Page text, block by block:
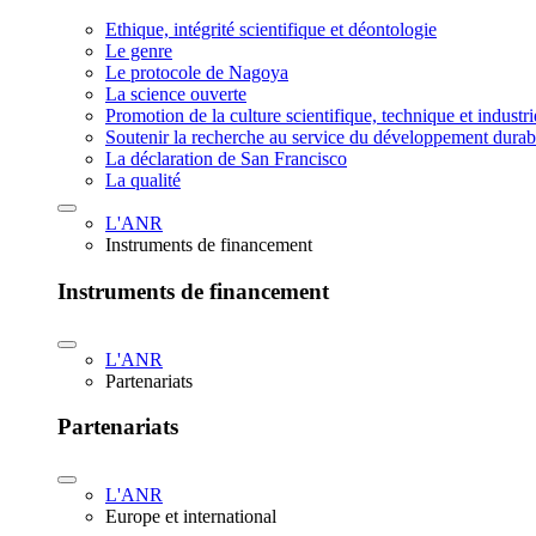
Ethique, intégrité scientifique et déontologie
Le genre
Le protocole de Nagoya
La science ouverte
Promotion de la culture scientifique, technique et
Soutenir la recherche au service du développement
La déclaration de San Francisco
La qualité
L'ANR
Instruments de financement
Instruments de financement
L'ANR
Partenariats
Partenariats
L'ANR
Europe et international